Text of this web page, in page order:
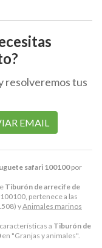
safari 100100por
Tiburón de arrecife de
pertenece a las
yAnimales marinos
a Tiburón de
en "Granjas y animales".
resolveremos tus
EMAIL